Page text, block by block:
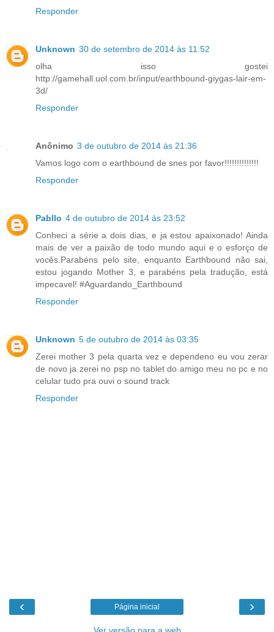
Responder
Unknown 30 de setembro de 2014 às 11:52
olha isso gostei
http://gamehall.uol.com.br/input/earthbound-giygas-lair-em-
3d/
Responder
Anônimo 3 de outubro de 2014 às 21:36
Vamos logo com o earthbound de snes por favor!!!!!!!!!!!!!!
Responder
Pabllo 4 de outubro de 2014 às 23:52
Conheci a série a dois dias, e ja estou apaixonado! Ainda
mais de ver a paixão de todo mundo aqui e o esforço de
vocês.Parabéns pelo site, enquanto Earthbound não sai,
estou jogando Mother 3, e parabéns pela tradução, está
impecavel! #Aguardando_Earthbound
Responder
Unknown 5 de outubro de 2014 às 03:35
Zerei mother 3 pela quarta vez e dependeno eu vou zerar
de novo ja zerei no psp no tablet do amigo meu no pc e no
celular tudo pra ouvi o sound track
Responder
‹ ›
Página inicial
Ver versão para a web